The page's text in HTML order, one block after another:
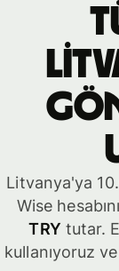
Litvanya'ya
Wise
TRY tutar.
kullanıyoruz